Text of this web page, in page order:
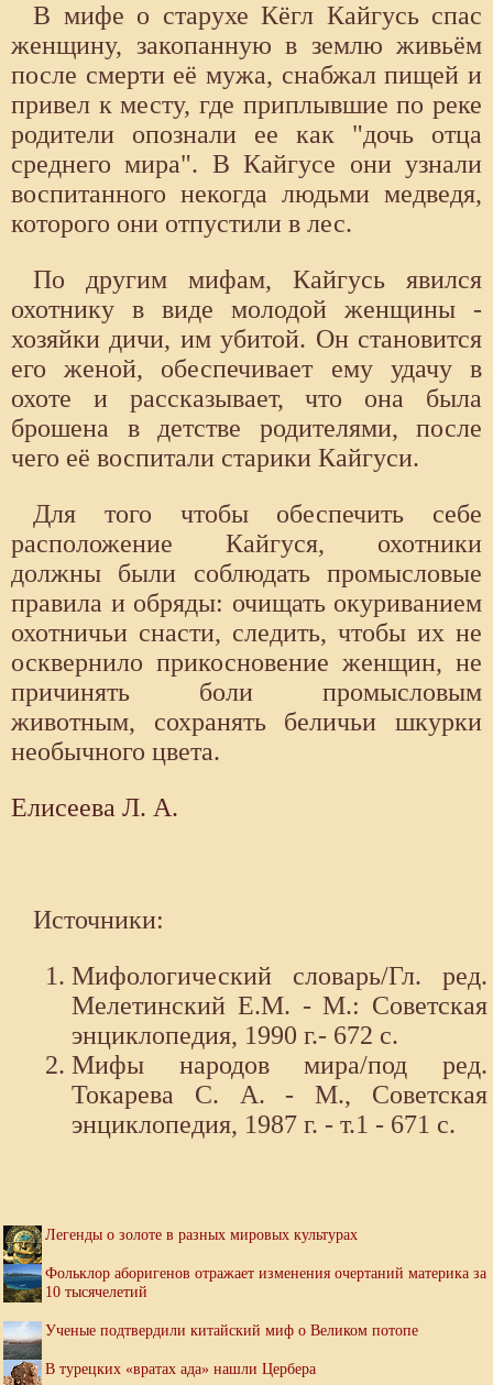
В мифе о старухе Кёгл Кайгусь спас
женщину, закопанную в землю живьём
после смерти её мужа, снабжал пищей и
привел к месту, где приплывшие по реке
родители опознали ее как "дочь отца
среднего мира". В Кайгусе они узнали
воспитанного некогда людьми медведя,
которого они отпустили в лес.
По другим мифам, Кайгусь явился
охотнику в виде молодой женщины -
хозяйки дичи, им убитой. Он становится
его женой, обеспечивает ему удачу в
охоте и рассказывает, что она была
брошена в детстве родителями, после
чего её воспитали старики Кайгуси.
Для того чтобы обеспечить себе
расположение Кайгуся, охотники
должны были соблюдать промысловые
правила и обряды: очищать окуриванием
охотничьи снасти, следить, чтобы их не
осквернило прикосновение женщин, не
причинять боли промысловым
животным, сохранять беличьи шкурки
необычного цвета.
Елисеева Л. А.
Источники:
Мифологический словарь/Гл. ред.
Мелетинский Е.М. - М.: Советская
энциклопедия, 1990 г.- 672 с.
Мифы народов мира/под ред.
Токарева С. А. - М., Советская
энциклопедия, 1987 г. - т.1 - 671 с.
Легенды о золоте в разных мировых культурах
Фольклор аборигенов отражает изменения очертаний материка за
10 тысячелетий
Ученые подтвердили китайский миф о Великом потопе
В турецких «вратах ада» нашли Цербера